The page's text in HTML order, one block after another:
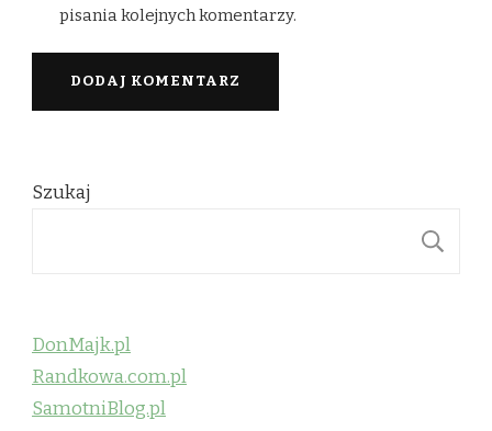
pisania kolejnych komentarzy.
Szukaj
DonMajk.pl
Randkowa.com.pl
SamotniBlog.pl